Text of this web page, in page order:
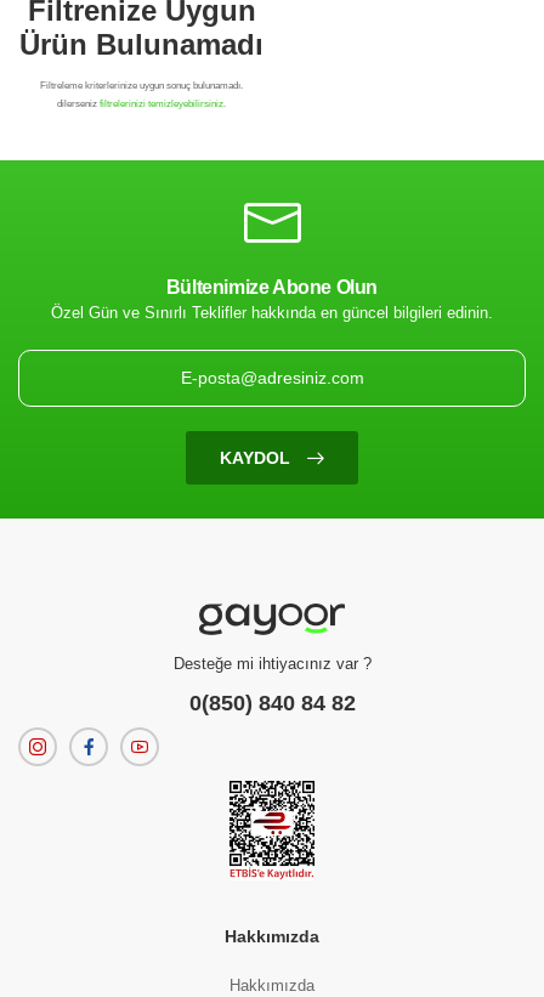
Filtrenize Uygun
Ürün Bulunamadı
Bültenimize Abone Olun
Özel Gün ve Sınırlı Teklifler hakkında en güncel bilgileri edinin.
KAYDOL
Desteğe mi ihtiyacınız var ?
0(850) 840 84 82
Hakkımızda
Hakkımızda